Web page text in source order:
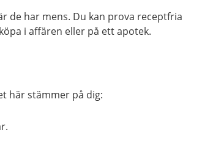
de har mens. Du kan prova receptfria
iaffären eller på ett apotek.
här stämmer på dig: